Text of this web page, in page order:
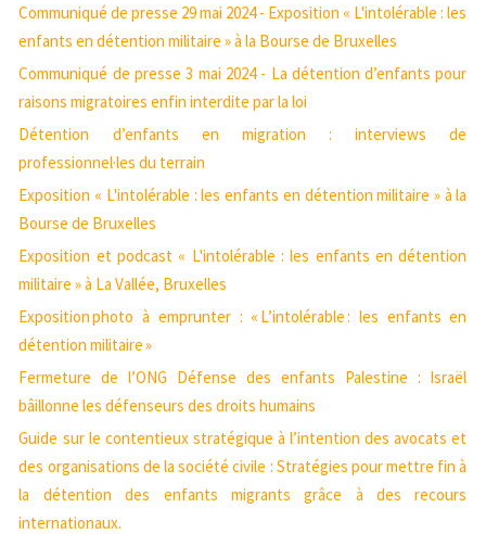
Communiqué de presse 29 mai 2024 - Exposition « L'intolérable : les
enfants en détention militaire » à la Bourse de Bruxelles
Communiqué de presse 3 mai 2024 - La détention d’enfants pour
raisons migratoires enfin interdite par la loi
Détention d’enfants en migration : interviews de
professionnel·les du terrain
Exposition « L'intolérable : les enfants en détention militaire » à la
Bourse de Bruxelles
Exposition et podcast « L'intolérable : les enfants en détention
militaire » à La Vallée, Bruxelles
Exposition photo à emprunter : « L’intolérable : les enfants en
détention militaire »
Fermeture de l’ONG Défense des enfants Palestine : Israël
bâillonne les défenseurs des droits humains
Guide sur le contentieux stratégique à l’intention des avocats et
des organisations de la société civile : Stratégies pour mettre fin à
la détention des enfants migrants grâce à des recours
internationaux.